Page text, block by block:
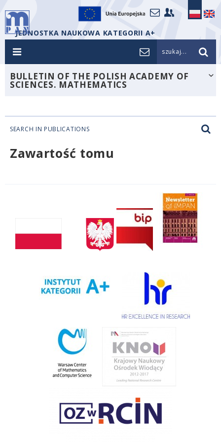
JEDNOSTKA NAUKOWA KATEGORII A+
szukaj...
BULLETIN OF THE POLISH ACADEMY OF
SCIENCES. MATHEMATICS
SEARCH IN PUBLICATIONS
Zawartość tomu